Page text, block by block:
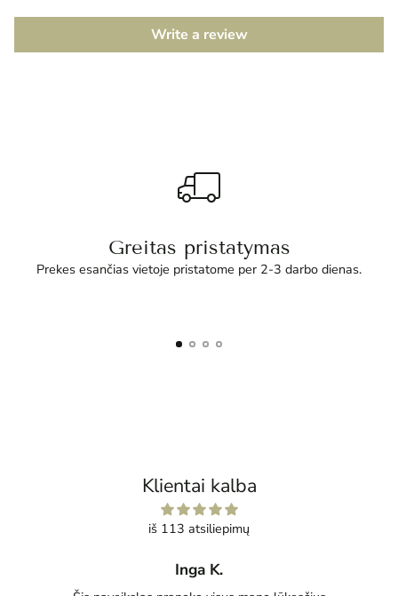
Write a review
Greitas pristatymas
Prekes esančias vietoje pristatome per 2-3 darbo dienas.
Klientai kalba
iš 113 atsiliepimų
Inga K.